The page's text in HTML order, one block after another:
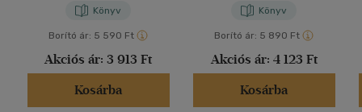
Könyv
Borító ár: 5 590 Ft
Akciós ár: 3 913 Ft
Kosárba
Könyv
Borító ár: 5 890 Ft
Akciós ár: 4 123 Ft
Kosárba